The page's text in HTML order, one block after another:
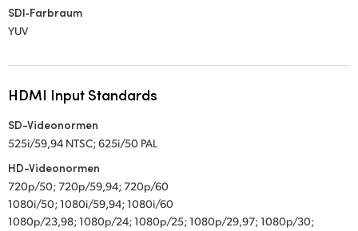
SDI‑Farbraum
YUV
HDMI Input Standards
SD-Videonormen
525i/59,94 NTSC; 625i/50 PAL
HD-Videonormen
720p/50; 720p/59,94; 720p/60
1080i/50; 1080i/59,94; 1080i/60
1080p/23,98; 1080p/24; 1080p/25; 1080p/29,97; 1080p/30;